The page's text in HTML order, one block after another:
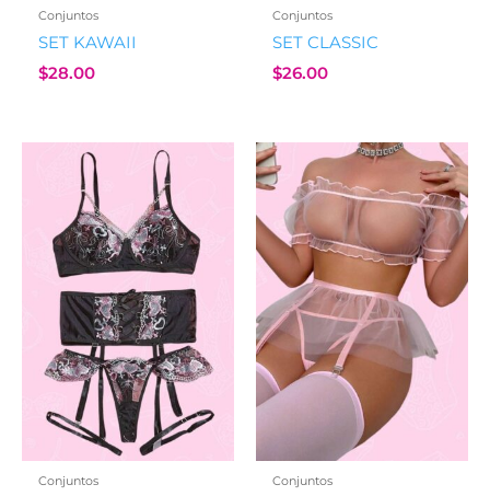
Conjuntos
SET KAWAII
$28.00
Conjuntos
SET CLASSIC
$26.00
Conjuntos Conjuntos